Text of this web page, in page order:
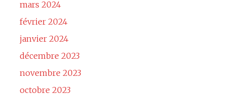
mars 2024
février 2024
janvier 2024
décembre 2023
novembre 2023
octobre 2023